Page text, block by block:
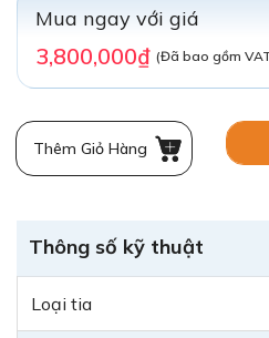
Mua ngay với giá
3,800,000₫ (Đã bao gồm
Thêm Giỏ Hàng
Thông số kỹ thuật
Loại tia